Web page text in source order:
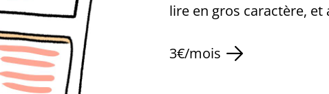
lire en gros caractère,
3€/mois